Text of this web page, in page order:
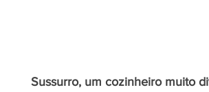
Sussurro, um cozinheiro muito